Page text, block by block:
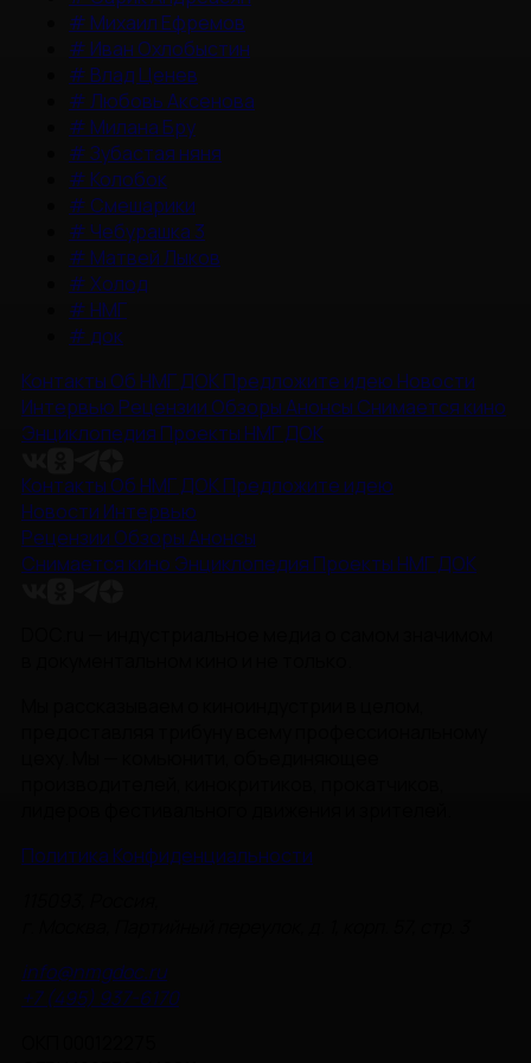
# Михаил Ефремов
# Иван Охлобыстин
# Влад Ценев
#Любовь Аксенова
# Милана Бру
#Зубастая няня
# Колобок
# Смешарики
# Чебурашка 3
# Матвей Лыков
#Холод
# НМГ
# док
Контакты Об НМГ ДОКПредложите идею Новости
Интервью Рецензии ОбзорыАнонсы Снимается кино
Энциклопедия Проекты НМГ ДОК
Контакты Об НМГ ДОКПредложите идею
Новости Интервью
Рецензии ОбзорыАнонсы
Снимается кино Энциклопедия Проекты НМГ ДОК
Политика Конфиденциальности
info@nmgdoc.ru
+7 (495) 937-6170